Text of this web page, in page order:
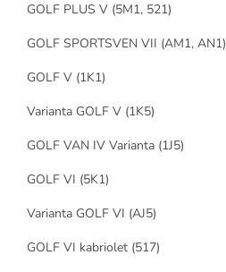
GOLF PLUS V (5M1, 521)
GOLF SPORTSVEN VII (AM1, AN1)
GOLF V (1K1)
Varianta GOLF V (1K5)
GOLF VAN IV Varianta (1J5)
GOLF VI (5K1)
Varianta GOLF VI (AJ5)
GOLF VI kabriolet (517)